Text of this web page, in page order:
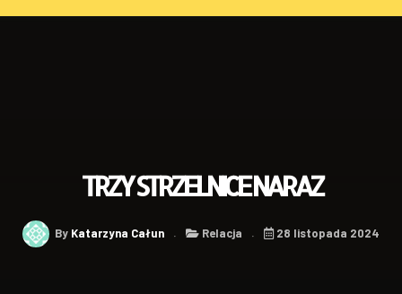
TRZY STRZELNICE NARAZ
By Katarzyna Całun Relacja 28 listopada 2024